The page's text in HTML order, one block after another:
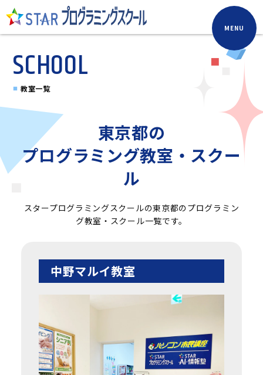
MENU
SCHOOL
教室一覧
東京都の
プログラミング教室・スクー
ル
スタープログラミングスクールの東京都のプログラミン
グ教室・スクール一覧です。
中野マルイ教室